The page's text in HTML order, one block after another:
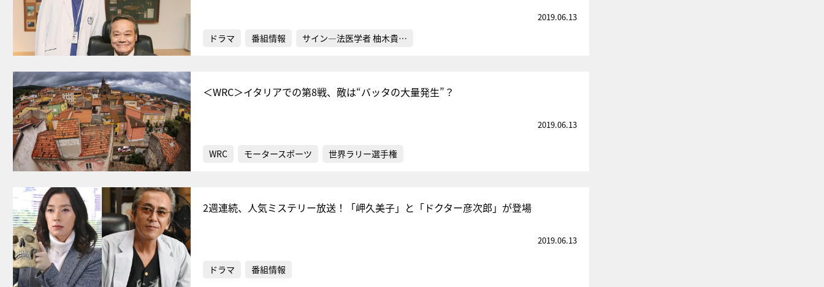
2019.06.13
ドラマ 番組情報 サイン―法医学者 柚木貴…
＜WRC＞イタリアでの第8戦、敵は“バッタの大量発生”？
2019.06.13
WRC モータースポーツ 世界ラリー選手権
2週連続、人気ミステリー放送！「岬久美子」と「ドクター彦次郎」が登場
2019.06.13
ドラマ 番組情報